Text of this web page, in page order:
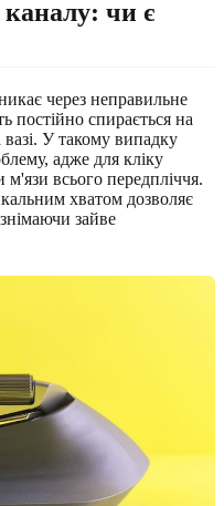
чи є
через неправильне
постійно спирається на
У такому випадку
адже для кліку
всього передпліччя.
хватом дозволяє
зайве